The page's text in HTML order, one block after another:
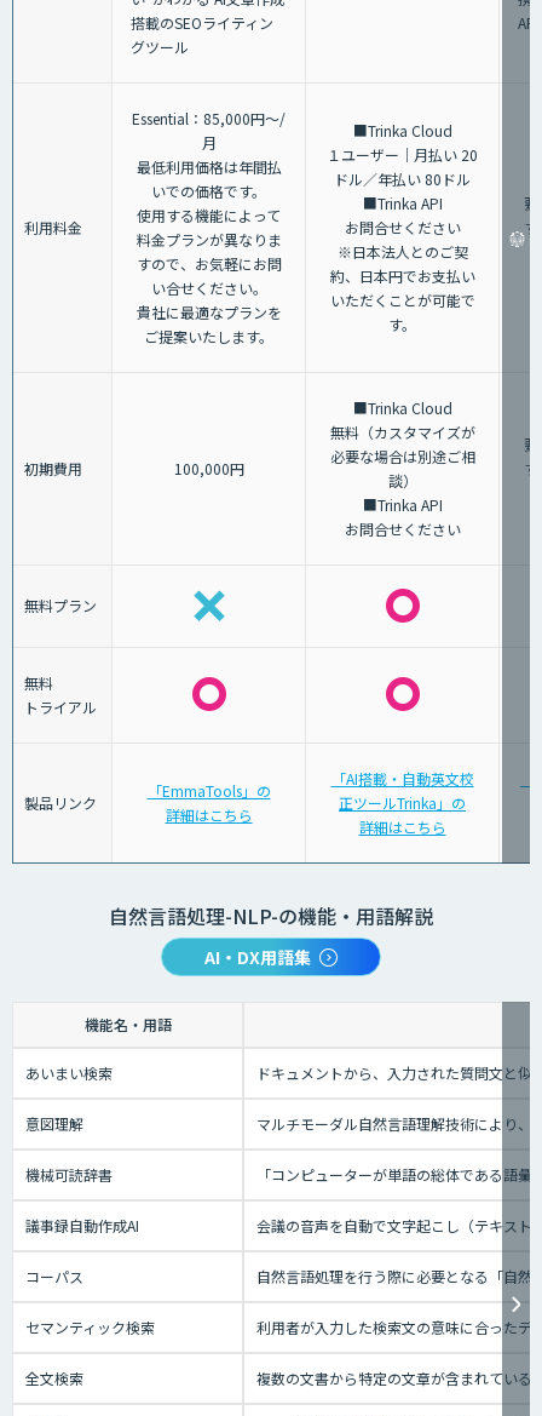
搭載のSEOライティン
グツール
利用料金
Essential：85,000円～/
月
最低利用価格は年間払
いでの価格です。
使用する機能によって
料金プランが異なりま
すので、お気軽にお問
い合せください。
貴社に最適なプランを
ご提案いたします。
■Trinka Cloud
１ユーザー｜月払い 20
ドル／年払い 80ドル
■Trinka API
お問合せください
※日本法人とのご契
約、日本円でお支払い
いただくことが可能で
す。
初期費用 100,000円
■Trinka Cloud
無料（カスタマイズが
必要な場合は別途ご相
談）
■Trinka API
お問合せください
無料プラン
無料
トライアル
製品リンク
「EmmaTools」の
詳細はこちら
「AI搭載・自動英文校
正ツールTrinka」の
詳細はこちら
自然言語処理-NLP-の機能・用語解説
AI・DX用語集
機能名・用語
あいまい検索 ドキュメントから、入力された質問文と
意図理解 マルチモーダル自然言語理解技術により、
機械可読辞書 「コンピューターが単語の総体である語
議事録自動作成AI 会議の音声を自動で文字起こし（テキスト
コーパス 自然言語処理を行う際に必要となる「自
セマンティック検索 利用者が入力した検索文の意味に合ったデ
全文検索 複数の文書から特定の文章が含まれている